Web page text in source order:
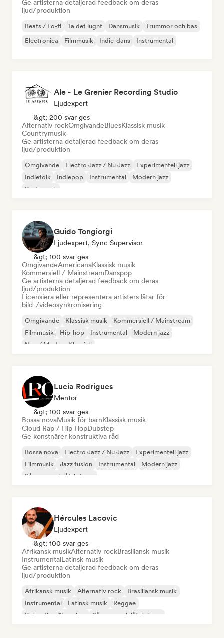
Ge artisterna detaljerad feedback om deras
ljud/produktion
Beats / Lo-fi Ta det lugnt Dansmusik
Trummor och bas
Electronica
Filmmusik Indie-dans Instrumental
Ale - Le Grenier Recording Studio
Ljudexpert
&gt; 200 svar ges
Alternativ rockOmgivandeBluesKlassisk musik
Countrymusik
Ge artisterna detaljerad feedback om deras
ljud/produktion
Omgivande Electro Jazz / Nu Jazz
Experimentell jazz
Indiefolk
Indiepop Instrumental
Modern jazz
Posta rock
Guido Tongiorgi
Ljudexpert, Sync Supervisor
&gt; 100 svar ges
OmgivandeAmericanaKlassisk musik
Kommersiell / MainstreamDanspop
Ge artisterna detaljerad feedback om deras
ljud/produktion
Licensiera eller representera artisters låtar för
bild-/videosynkronisering
Omgivande Klassisk musik
Kommersiell / Mainstream
Filmmusik
Hip-hop Instrumental
Modern jazz
Neo / Modern Klassisk
Lucia Rodrigues
Mentor
&gt; 100 svar ges
Bossa novaMusik för barnKlassisk musik
Cloud Rap / Hip HopDubstep
Ge konstnärer konstruktiva råd
Bossa nova Electro Jazz / Nu Jazz
Experimentell jazz
Filmmusik
Jazz fusion Instrumental
Modern jazz
Sångare och låtskrivare
Hércules Lacovic
Ljudexpert
&gt; 100 svar ges
Afrikansk musikAlternativ rockBrasiliansk musik
InstrumentalLatinsk musik
Ge artisterna detaljerad feedback om deras
ljud/produktion
Afrikansk musik Alternativ rock
Brasiliansk musik
Instrumental
Latinsk musik
Reggae
Relaxation/New Age
Sångare och låtskrivare